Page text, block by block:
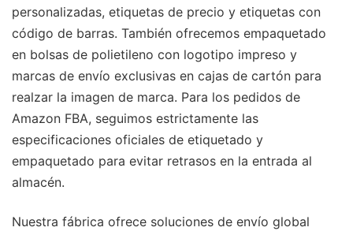
personalizadas, etiquetas de precio y etiquetas con
código de barras. También ofrecemos empaquetado
en bolsas de polietileno con logotipo impreso y
marcas de envío exclusivas en cajas de cartón para
realzar la imagen de marca. Para los pedidos de
Amazon FBA, seguimos estrictamente las
especificaciones oficiales de etiquetado y
empaquetado para evitar retrasos en la entrada al
almacén.
Nuestra fábrica ofrece soluciones de envío global